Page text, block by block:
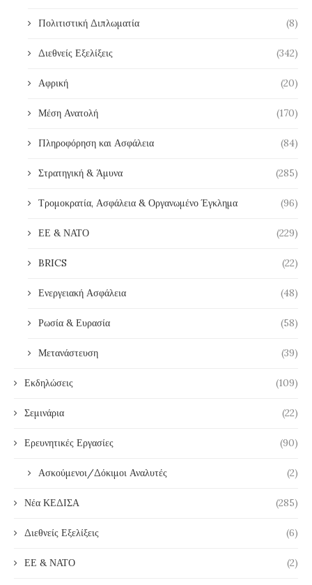
Πολιτιστική Διπλωματία (8)
Διεθνείς Εξελίξεις (342)
Αφρική (20)
Μέση Ανατολή (170)
Πληροφόρηση και Ασφάλεια (84)
Στρατηγική & Άμυνα (285)
Τρομοκρατία, Ασφάλεια & Οργανωμένο Έγκλημα (96)
ΕΕ & ΝΑΤΟ (229)
BRICS (22)
Ενεργειακή Ασφάλεια (48)
Ρωσία & Ευρασία (58)
Μετανάστευση (39)
Εκδηλώσεις (109)
Σεμινάρια (22)
Ερευνητικές Εργασίες (90)
Ασκούμενοι/Δόκιμοι Αναλυτές (2)
Νέα ΚΕΔΙΣΑ (285)
Διεθνείς Εξελίξεις (6)
ΕΕ & ΝΑΤΟ (2)